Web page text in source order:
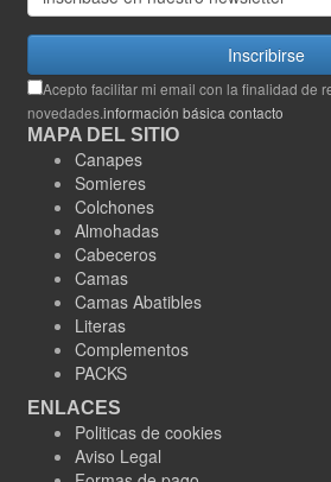
Inscribirse
Acepto facilitar mi email con la finalidad de
novedades.información básica contacto
MAPA DEL SITIO
Canapes
Somieres
Colchones
Almohadas
Cabeceros
Camas
Camas Abatibles
Literas
Complementos
PACKS
ENLACES
Politicas de cookies
Aviso Legal